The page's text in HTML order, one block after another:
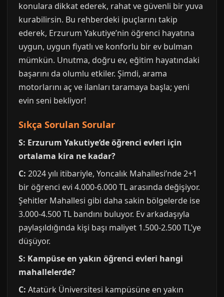
konulara dikkat ederek, rahat ve güvenli bir yuva
kurabilirsin. Bu rehberdeki ipuçlarını takip
ederek, Erzurum Yakutiye’nin öğrenci hayatına
uygun, uygun fiyatlı ve konforlu bir ev bulman
mümkün. Unutma, doğru ev, eğitim hayatındaki
başarını da olumlu etkiler. Şimdi, arama
motorlarını aç ve ilanları taramaya başla; yeni
evin seni bekliyor!
Sıkça Sorulan Sorular
S: Erzurum Yakutiye’de öğrenci evleri için
ortalama kira ne kadar?
C: 2024 yılı itibariyle, Yoncalık Mahallesi’nde 2+1
bir öğrenci evi 4.000-6.000 TL arasında değişiyor.
Şehitler Mahallesi gibi daha sakin bölgelerde ise
3.000-4.500 TL bandını buluyor. Ev arkadaşıyla
paylaşıldığında kişi başı maliyet 1.500-2.500 TL’ye
düşüyor.
S: Kampüse en yakın öğrenci evleri hangi
mahallelerde?
C: Atatürk Üniversitesi kampüsüne en yakın